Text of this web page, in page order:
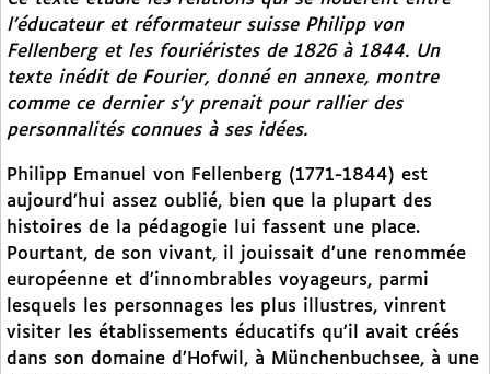
l’éducateur et réformateur suisse Philipp von
Fellenberg et les fouriéristes de 1826 à 1844. Un
texte inédit de Fourier, donné en annexe, montre
comme ce dernier s’y prenait pour rallier des
personnalités connues à ses idées.
Philipp Emanuel von Fellenberg (1771-1844) est
aujourd’hui assez oublié, bien que la plupart des
histoires de la pédagogie lui fassent une place.
Pourtant, de son vivant, il jouissait d’une renommée
européenne et d’innombrables voyageurs, parmi
lesquels les personnages les plus illustres, vinrent
visiter les établissements éducatifs qu’il avait créés
dans son domaine d’Hofwil, à Münchenbuchsee, à une